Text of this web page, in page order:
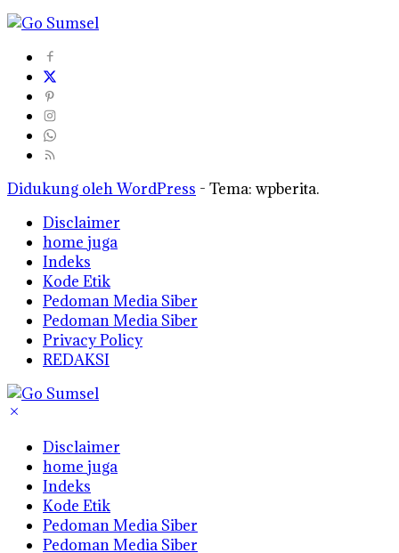
Didukung oleh WordPress - Tema: wpberita.
Disclaimer
home juga
Indeks
Kode Etik
Pedoman Media Siber
Pedoman Media Siber
Privacy Policy
REDAKSI
Disclaimer
home juga
Indeks
Kode Etik
Pedoman Media Siber
Pedoman Media Siber